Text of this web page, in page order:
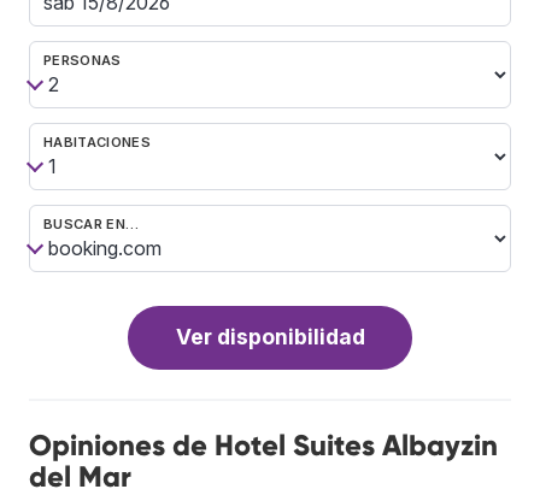
PERSONAS
HABITACIONES
BUSCAR EN…
Ver disponibilidad
Opiniones de Hotel Suites Albayzin
del Mar